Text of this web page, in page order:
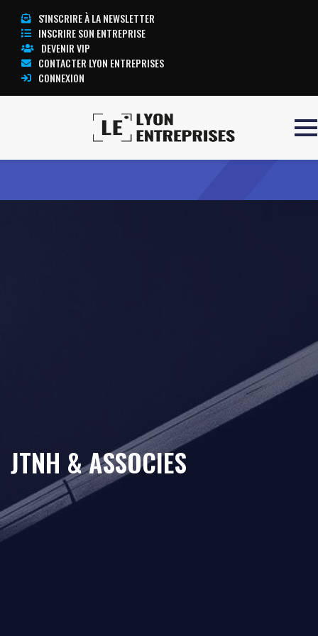
S'INSCRIRE À LA NEWSLETTER
INSCRIRE SON ENTREPRISE
DEVENIR VIP
CONTACTER LYON ENTREPRISES
CONNEXION
JTNH & ASSOCIES